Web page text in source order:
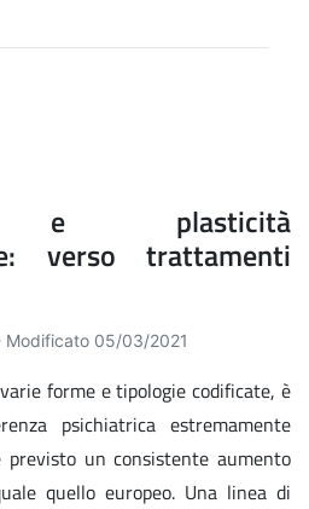
e plasticità
verso trattamenti
Modificato 05/03/2021
forme e tipologie codificate, è
psichiatrica estremamente
un consistente aumento
quello europeo. Una linea di